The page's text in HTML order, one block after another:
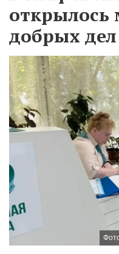
открылось
добрых дел